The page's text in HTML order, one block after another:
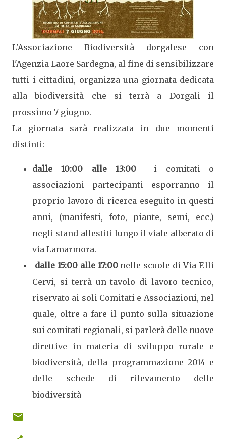
L'Associazione Biodiversità dorgalese con
l'Agenzia Laore Sardegna, al fine di sensibilizzare
tutti i cittadini, organizza una giornata dedicata
alla biodiversità che si terrà a Dorgali il
prossimo 7 giugno.
La giornata sarà realizzata in due momenti
distinti:
dalle 10:00 alle 13:00
i comitati o
associazioni partecipanti esporranno il
proprio lavoro di ricerca eseguito in questi
anni, (manifesti, foto, piante, semi, ecc.)
negli stand allestiti lungo il viale alberato di
via Lamarmora.
dalle 15:00 alle 17:00nelle scuole di Via F.lli
Cervi, si terrà un tavolo di lavoro tecnico,
riservato ai soli Comitati e Associazioni, nel
quale, oltre a fare il punto sulla situazione
sui comitati regionali, si parlerà delle nuove
direttive in materia di sviluppo rurale e
biodiversità, della programmazione 2014 e
delle schede di rilevamento delle
biodiversità